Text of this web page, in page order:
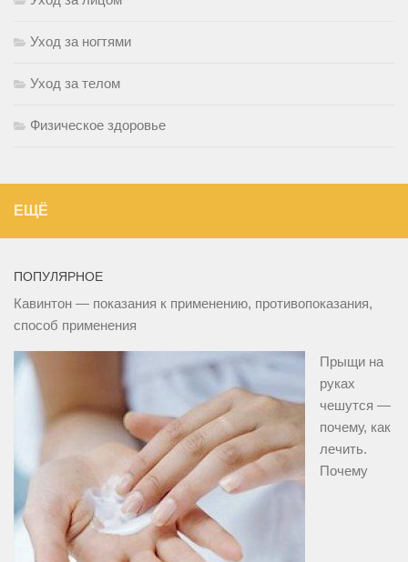
Уход за ногтями
Уход за телом
Физическое здоровье
ЕЩЁ
ПОПУЛЯРНОЕ
Кавинтон — показания к применению, противопоказания,
способ применения
Прыщи на
руках
чешутся —
почему, как
лечить.
Почему